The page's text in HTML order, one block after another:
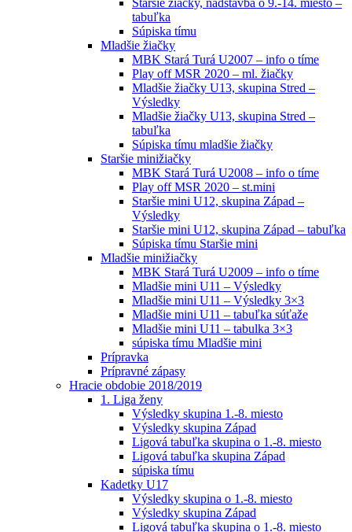
tabuľka
Súpiska tímu
Mladšie žiačky
MBK Stará Turá U2007 – info o tíme
Play off MSR 2020 – ml. žiačky
Mladšie žiačky U13, skupina Stred –
Výsledky
Mladšie žiačky U13, skupina Stred –
tabuľka
Súpiska tímu mladšie žiačky
Staršie minižiačky
MBK Stará Turá U2008 – info o tíme
Play off MSR 2020 – st.mini
Staršie mini U12, skupina Západ –
Výsledky
Staršie mini U12, skupina Západ – tabuľka
Súpiska tímu Staršie mini
Mladšie minižiačky
MBK Stará Turá U2009 – info o tíme
Mladšie mini U11 – Výsledky
Mladšie mini U11 – Výsledky 3×3
Mladšie mini U11 – tabuľka súťaže
Mladšie mini U11 – tabulka 3×3
súpiska tímu Mladšie mini
Prípravka
Prípravné zápasy
Hracie obdobie 2018/2019
1. Liga ženy
Výsledky skupina 1.-8. miesto
Výsledky skupina Západ
Ligová tabuľka skupina o 1.-8. miesto
Ligová tabuľka skupina Západ
súpiska tímu
Kadetky U17
Výsledky skupina o 1.-8. miesto
Výsledky skupina Západ
Ligová tabuľka skupina o 1.-8. miesto